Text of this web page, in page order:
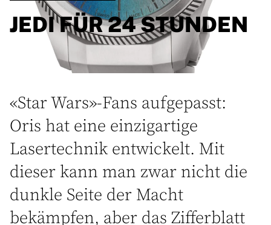
JEDI FÜR 24 STUNDEN
«Star Wars»-Fans aufgepasst:
Oris hat eine einzigartige
Lasertechnik entwickelt. Mit
dieser kann man zwar nicht die
dunkle Seite der Macht
bekämpfen, aber das Zifferblatt